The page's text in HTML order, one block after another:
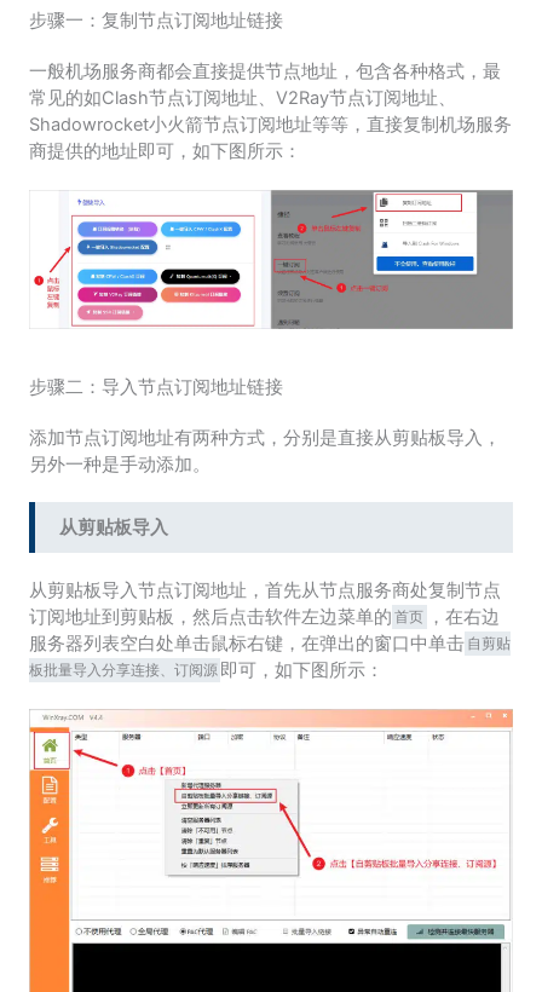
步骤一：复制节点订阅地址链接
一般机场服务商都会直接提供节点地址，包含各种格式，最
常见的如Clash节点订阅地址、V2Ray节点订阅地址、
Shadowrocket小火箭节点订阅地址等等，直接复制机场服务
商提供的地址即可，如下图所示：
步骤二：导入节点订阅地址链接
添加节点订阅地址有两种方式，分别是直接从剪贴板导入，
另外一种是手动添加。
从剪贴板导入
从剪贴板导入节点订阅地址，首先从节点服务商处复制节点
订阅地址到剪贴板，然后点击软件左边菜单的 首页 ，在右边
服务器列表空白处单击鼠标右键，在弹出的窗口中单击 自剪贴
板批量导入分享连接、订阅源 即可，如下图所示：